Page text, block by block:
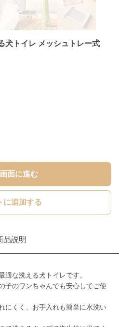
犬トイレ メッシュトレー式
面に進む
に追加する
品説明
適な洗える犬トイレです。
子のワンちゃんでも安心してご使
にくく、お手入れも簡単に水洗い